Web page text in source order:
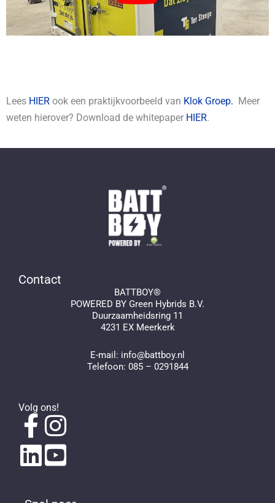
Lees HIER ook een praktijkvoorbeeld van Klok Groep. Meer
weten hierover? Download de whitepaper HIER.
Contact
BATTBOY®
POWERED BY Green Hybrids B.V.
Duurzaamheidsring 11
4231 EX Meerkerk
E-mail: info@battboy.nl
Telefoon: 085 – 0291844
Volg ons!